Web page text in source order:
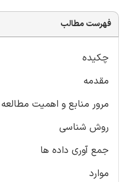
فهرست مطالب
چکیده
مقدمه
مرور منابع و اهمیت مطالعه
روش شناسی
جمع آوری داده ها
موارد